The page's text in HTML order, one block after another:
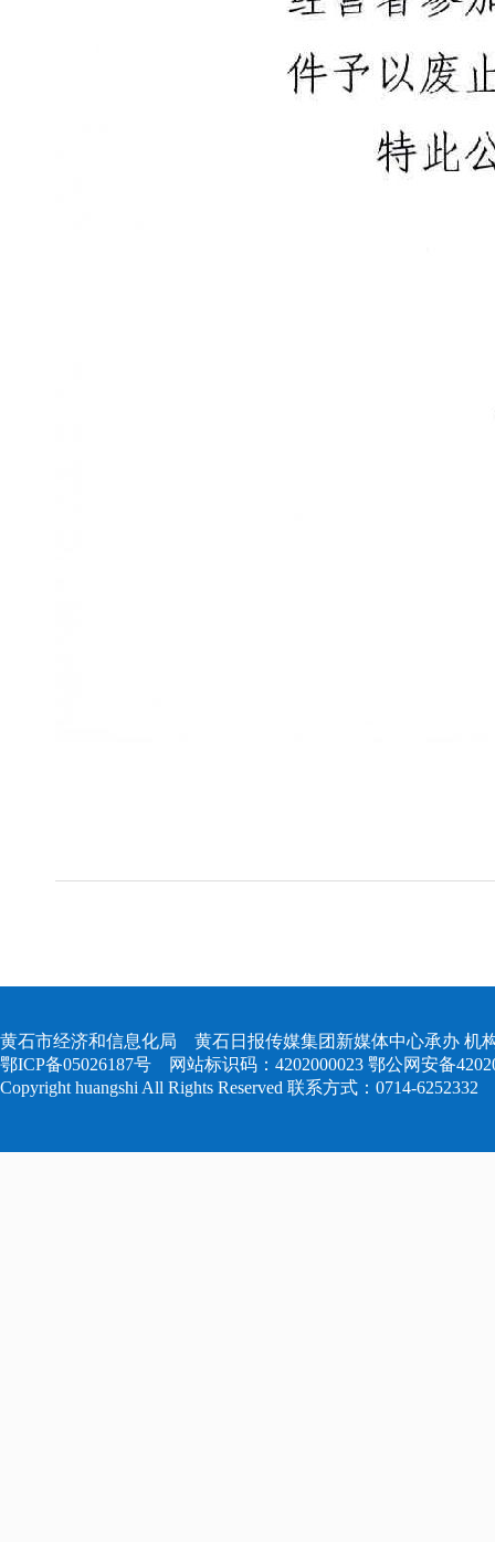
黄石市经济和信息化局 黄石日报传媒集团新媒体中心承办 机
鄂ICP备05026187号 网站标识码：4202000023 鄂公网安备
Copyright huangshi All Rights Reserved 联系方式：0714-6252332